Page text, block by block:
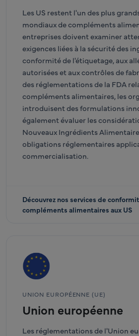
Les US restent l'un des plus
mondiaux de compléments
entreprises doivent examiner
exigences liées à la sécurité des
conformité de l'étiquetage, aux
autorisées et aux contrôles de
des réglementations de la FDA
compléments alimentaires, les
introduisent des formulations
également évaluer les
Nouveaux Ingrédients
obligations réglementaires
commercialisation.
Découvrez nos services de
compléments alimentaires aux US
UNION EUROPÉENNE (UE)
Union européenne
Les réglementations de l'Union